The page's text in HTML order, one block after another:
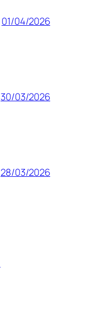
01/04/2026
30/03/2026
28/03/2026